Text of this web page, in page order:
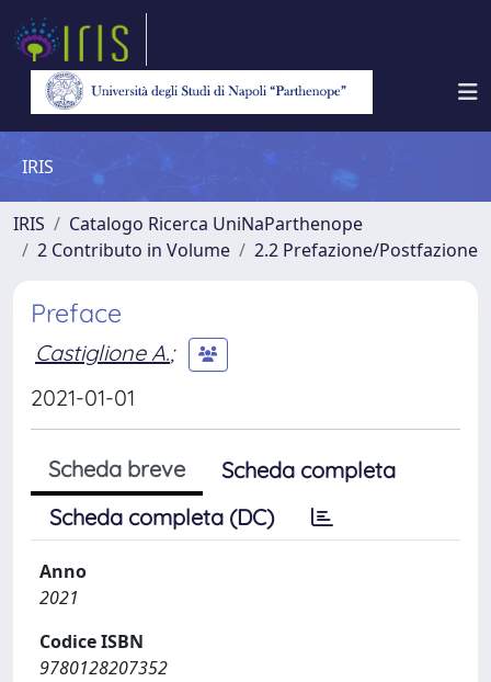
IRIS
IRIS
Catalogo Ricerca UniNaParthenope
2 Contributo in Volume
2.2 Prefazione/Postfazione
Preface
Castiglione A.;
2021-01-01
Scheda breve
Scheda completa
Scheda completa (DC)
Anno
2021
Codice ISBN
9780128207352